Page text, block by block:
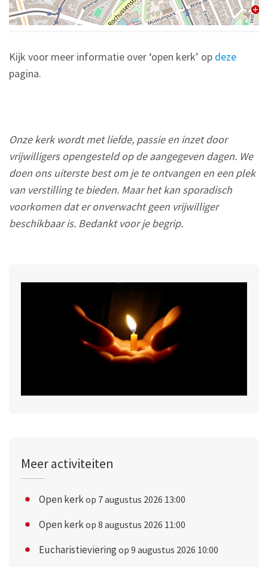
Kijk voor meer informatie over ‘open kerk’ op deze
pagina.
Onze kerk wordt met liefde, passie en inzet door
vrijwilligers opengesteld op de aangegeven dagen. We
doen ons uiterste best om je te ontvangen en een plek
van verstilling te bieden. Maar het kan sporadisch
voorkomen dat er onverwacht geen vrijwilliger
beschikbaar is. Bedankt voor je begrip.
Meer activiteiten
Open kerkop 7 augustus 2026 13:00
Open kerkop 8 augustus 2026 11:00
Eucharistievieringop 9 augustus 2026 10:00